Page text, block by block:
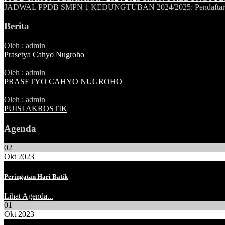
JADWAL PPDB SMPN 1 KEDUNGTUBAN 2024/2025:
Berita
Oleh : admin
Prasetya Cahyo Nugroho
Oleh : admin
PRASETYO CAHYO NUGROHO
Oleh : admin
PUISI AKROSTIK
Agenda
02
Okt 2023
Peringatan Hari Batik
Lihat Agenda...
01
Okt 2023